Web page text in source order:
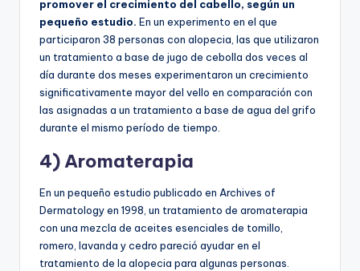
promover el crecimiento del cabello, según un
pequeño estudio. En un experimento en el que
participaron 38 personas con alopecia, las que utilizaron
un tratamiento a base de jugo de cebolla dos veces al
día durante dos meses experimentaron un crecimiento
significativamente mayor del vello en comparación con
las asignadas a un tratamiento a base de agua del grifo
durante el mismo período de tiempo.
4) Aromaterapia
En un pequeño estudio publicado en Archives of
Dermatology en 1998, un tratamiento de aromaterapia
con una mezcla de aceites esenciales de tomillo,
romero, lavanda y cedro pareció ayudar en el
tratamiento de la alopecia para algunas personas.